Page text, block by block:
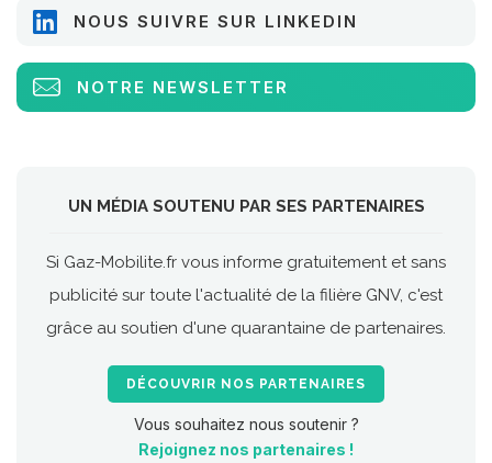
NOUS SUIVRE SUR LINKEDIN
NOTRE NEWSLETTER
UN MÉDIA SOUTENU PAR SES PARTENAIRES
Si Gaz-Mobilite.fr vous informe gratuitement et sans
publicité sur toute l'actualité de la filière GNV, c'est
grâce au soutien d'une quarantaine de partenaires.
DÉCOUVRIR NOS PARTENAIRES
Vous souhaitez nous soutenir ?
Rejoignez nos partenaires !